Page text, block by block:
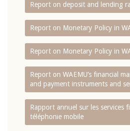
Report on deposit and lending
Report on Monetary Policy in
Report on Monetary Policy in
Report on WAEMU’s financial
and payment instruments and
Rapport annuel sur les services
téléphonie mobile